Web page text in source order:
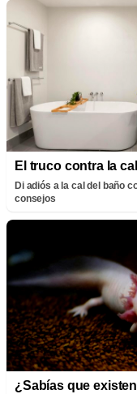
El truco contra la cal
Di adiós a la cal del baño
consejos
¿Sabías que